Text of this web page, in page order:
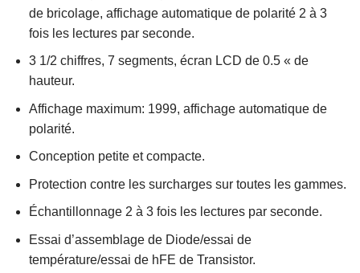
de bricolage, affichage automatique de polarité 2 à 3
fois les lectures par seconde.
3 1/2 chiffres, 7 segments, écran LCD de 0.5 « de
hauteur.
Affichage maximum: 1999, affichage automatique de
polarité.
Conception petite et compacte.
Protection contre les surcharges sur toutes les gammes.
Échantillonnage 2 à 3 fois les lectures par seconde.
Essai d’assemblage de Diode/essai de
température/essai de hFE de Transistor.